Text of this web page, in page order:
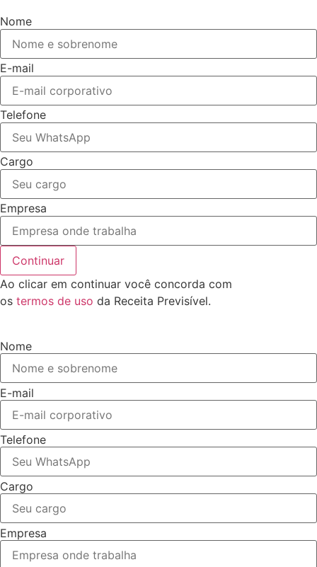
Nome
E-mail
Telefone
Cargo
Empresa
Continuar
Ao clicar em continuar você concorda com
os termos de uso da Receita Previsível.
Nome
E-mail
Telefone
Cargo
Empresa